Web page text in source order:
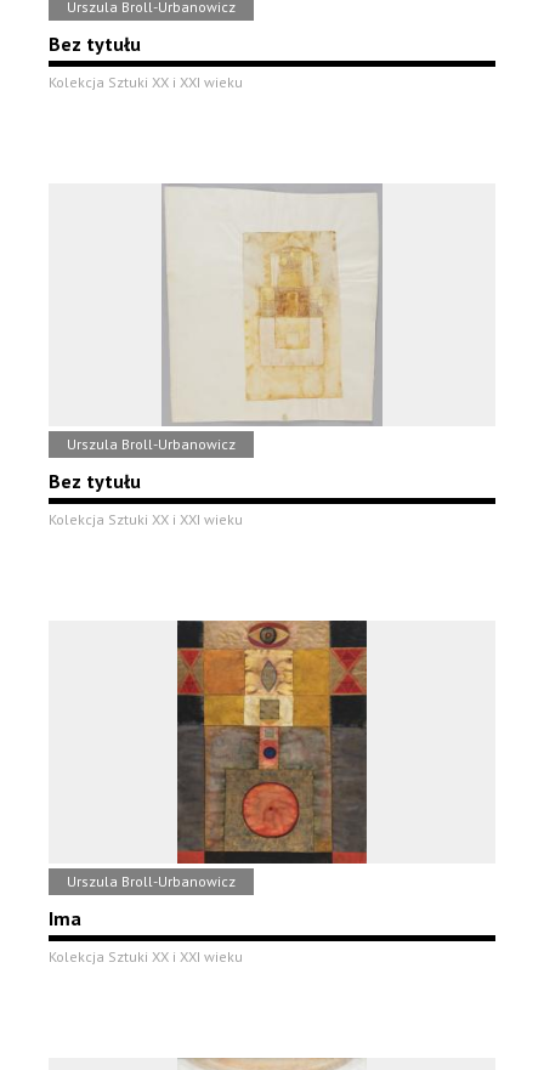
Urszula Broll-Urbanowicz
Bez tytułu
Kolekcja Sztuki XX i XXI wieku
Urszula Broll-Urbanowicz
Bez tytułu
Kolekcja Sztuki XX i XXI wieku
Urszula Broll-Urbanowicz
Ima
Kolekcja Sztuki XX i XXI wieku